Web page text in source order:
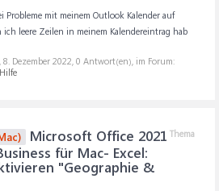
Probleme mit meinem Outlook Kalender auf
ich leere Zeilen in meinem Kalendereintrag hab
8. Dezember 2022, 0 Antwort(en), im Forum:
Thema
Microsoft Office 2021
für Mac- Excel:
"Geographie &